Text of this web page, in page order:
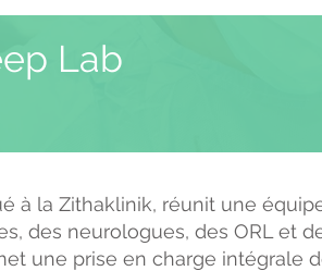
Lab
à la Zithaklinik, réunit une
des neurologues, des ORL et
une prise en charge intégrale